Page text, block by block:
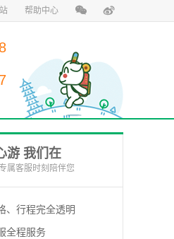
帮助中心
游 我们在
属客服时刻陪伴您
、行程完全透明
全程服务